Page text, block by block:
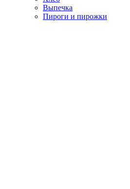
Выпечка
Пироги и пирожки